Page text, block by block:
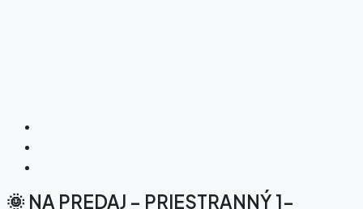
🌞 NA PREDAJ – PRIESTRANNÝ 1-